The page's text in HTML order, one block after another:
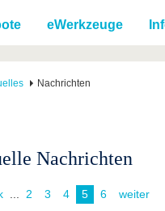
Förderung
Wissenschaftlicher
Nachwuchs
Im
eWerkzeuge
Nachrichten
Nachrichten
... 2 3 4 5 6 weiter